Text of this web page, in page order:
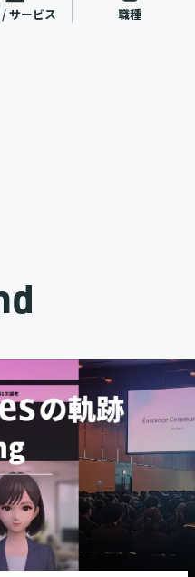
サービス 職種